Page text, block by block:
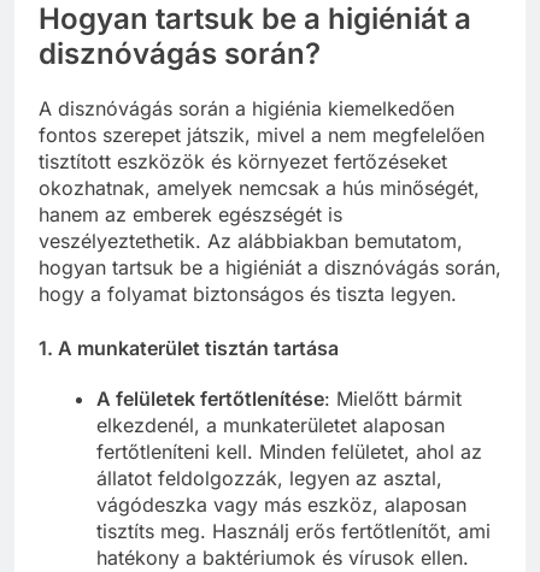
Hogyan tartsuk be a higiéniát a
disznóvágás során?
A disznóvágás során a higiénia kiemelkedően
fontos szerepet játszik, mivel a nem megfelelően
tisztított eszközök és környezet fertőzéseket
okozhatnak, amelyek nemcsak a hús minőségét,
hanem az emberek egészségét is
veszélyeztethetik. Az alábbiakban bemutatom,
hogyan tartsuk be a higiéniát a disznóvágás során,
hogy a folyamat biztonságos és tiszta legyen.
1. A munkaterület tisztán tartása
A felületek fertőtlenítése: Mielőtt bármit
elkezdenél, a munkaterületet alaposan
fertőtleníteni kell. Minden felületet, ahol az
állatot feldolgozzák, legyen az asztal,
vágódeszka vagy más eszköz, alaposan
tisztíts meg. Használj erős fertőtlenítőt, ami
hatékony a baktériumok és vírusok ellen.